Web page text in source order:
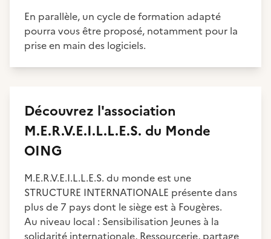
En parallèle, un cycle de formation adapté
pourra vous être proposé, notamment pour la
prise en main des logiciels.
Découvrez l'association
M.E.R.V.E.I.L.L.E.S. du Monde
OING
M.E.R.V.E.I.L.L.E.S. du monde est une
STRUCTURE INTERNATIONALE présente dans
plus de 7 pays dont le siège est à Fougères.
Au niveau local : Sensibilisation Jeunes à la
solidarité internationale, Ressourcerie, partage